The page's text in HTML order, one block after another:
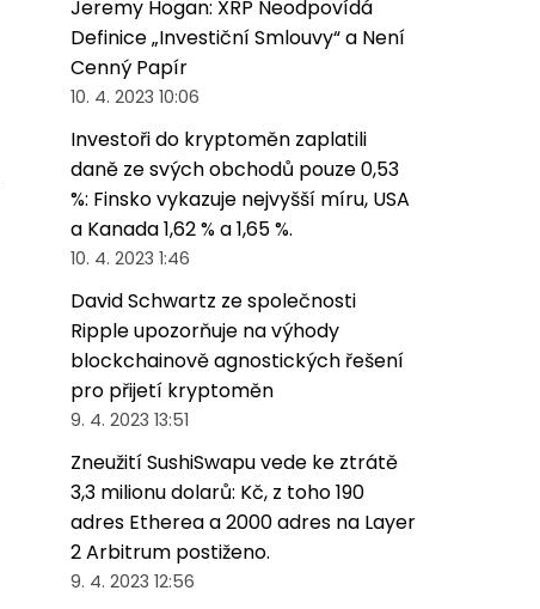
Jeremy Hogan: XRP Neodpovídá
Definice „Investiční Smlouvy“ a Není
Cenný Papír
10. 4. 2023 10:06
Investoři do kryptoměn zaplatili
daně ze svých obchodů pouze 0,53
%: Finsko vykazuje nejvyšší míru, USA
a Kanada 1,62 % a 1,65 %.
10. 4. 2023 1:46
David Schwartz ze společnosti
Ripple upozorňuje na výhody
blockchainově agnostických řešení
pro přijetí kryptoměn
9. 4. 2023 13:51
Zneužití SushiSwapu vede ke ztrátě
3,3 milionu dolarů: Kč, z toho 190
adres Etherea a 2000 adres na Layer
2 Arbitrum postiženo.
9. 4. 2023 12:56